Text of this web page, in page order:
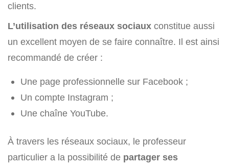
clients.
L’utilisation des réseaux sociaux constitue aussi
un excellent moyen de se faire connaître. Il est ainsi
recommandé de créer :
Une page professionnelle sur Facebook ;
Un compte Instagram ;
Une chaîne YouTube.
À travers les réseaux sociaux, le professeur
particulier a la possibilité de partager ses